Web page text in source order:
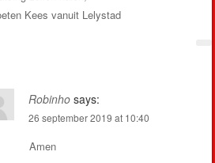
Kees vanuit Lelystad
Robinho says:
26 september 2019 at 10:40
Amen